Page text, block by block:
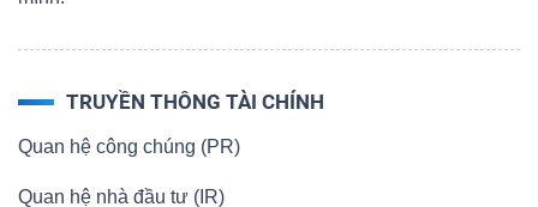
TRUYỀN THÔNG TÀI CHÍNH
Quan hệ công chúng (PR)
Quan hệ nhà đầu tư (IR)